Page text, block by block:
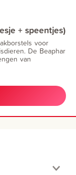
+ speentjes)
voor
De Beaphar
van